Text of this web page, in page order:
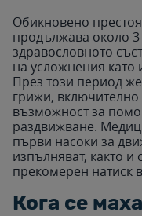
Обикновено
продължава около
здравословното
на усложнения като
През този период
грижи,
възможност за
раздвижване.
първи насоки за
изпълняват, както и
прекомерен натиск
Кога се